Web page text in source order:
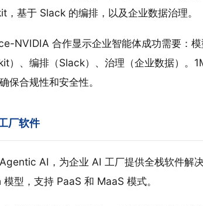
基于 Slack 的编排，以及企业数据治理。
NVIDIA 合作显示企业智能体成功需要：模
）、编排（Slack）、治理（企业数据）。
保合规性和安全性。
厂软件
AI，为企业 AI 工厂提供全栈软件解
型，支持 PaaS 和 MaaS 模式。